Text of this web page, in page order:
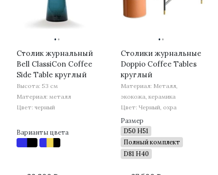
··
Столик журнальный
Bell ClassiCon Coffee
Side Table круглый
Высота: 53 см
Материал: металл
Цвет: черный
Варианты цвета
··
Столики журнальные
Doppio Coffee Tables
круглый
Материал: Металл,
экокожа, керамика
Цвет: Черный, охра
Размер
D50 H51
Полный комплект
D81 H40